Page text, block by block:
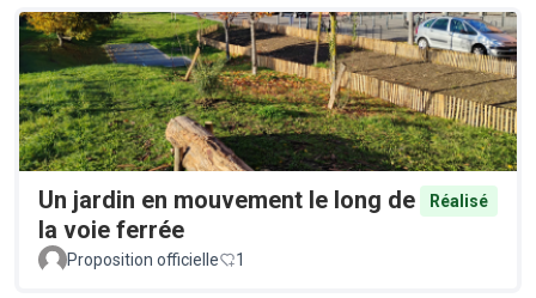
Un jardin en mouvement le long de
la voie ferrée
Réalisé
Proposition officielle 1